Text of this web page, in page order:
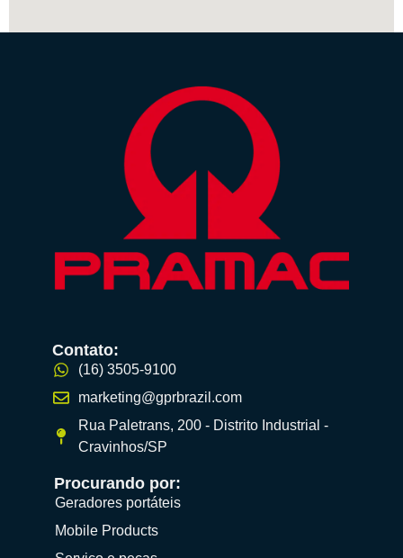
Contato:
(16) 3505-9100
marketing@gprbrazil.com
Rua Paletrans, 200 - Distrito Industrial -
Cravinhos/SP
Procurando por:
Geradores portáteis
Mobile Products